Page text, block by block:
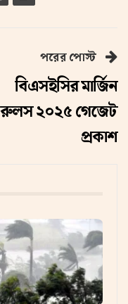
পরের পোস্ট
বিএসইসির মার্জিন
রুলস ২০২৫ গেজেট
প্রকাশ